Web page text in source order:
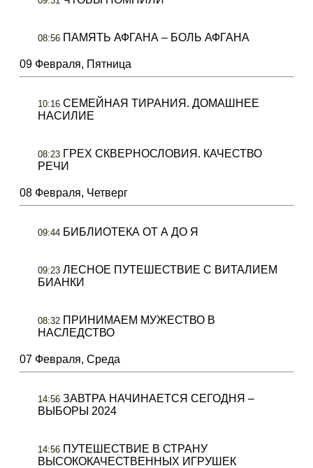
08:56 ПАМЯТЬ АФГАНА – БОЛЬ АФГАНА
09 Февраля, Пятница
10:16 СЕМЕЙНАЯ ТИРАНИЯ. ДОМАШНЕЕ
НАСИЛИЕ
08:23 ГРЕХ СКВЕРНОСЛОВИЯ. КАЧЕСТВО
РЕЧИ
08 Февраля, Четверг
09:44 БИБЛИОТЕКА ОТ А ДО Я
09:23 ЛЕСНОЕ ПУТЕШЕСТВИЕ С ВИТАЛИЕМ
БИАНКИ
08:32 ПРИНИМАЕМ МУЖЕСТВО В
НАСЛЕДСТВО
07 Февраля, Среда
14:56 ЗАВТРА НАЧИНАЕТСЯ СЕГОДНЯ –
ВЫБОРЫ 2024
14:56 ПУТЕШЕСТВИЕ В СТРАНУ
ВЫСОКОКАЧЕСТВЕННЫХ ИГРУШЕК